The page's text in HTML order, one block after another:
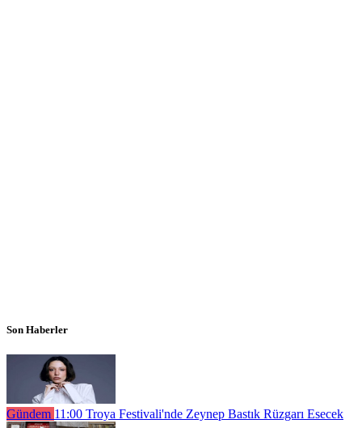
Son Haberler
Gündem 11:00 Troya Festivali'nde Zeynep Bastık Rüzgarı Esecek